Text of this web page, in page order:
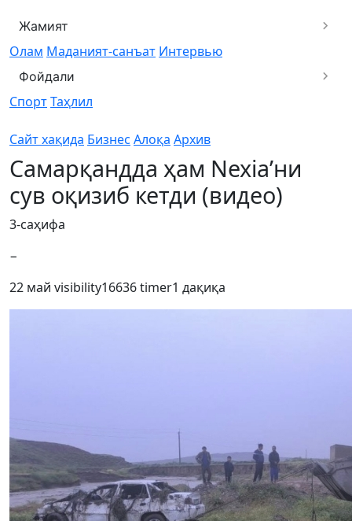
Жамият
Олам Маданият-санъат Интервью
Фойдали
СпортТаҳлил
Сайт хақида Бизнес Алоқа Архив
Самарқандда ҳам Nexia’ни
сув оқизиб кетди (видео)
3-саҳифа
−
22 май visibility16636timer1 дақиқа